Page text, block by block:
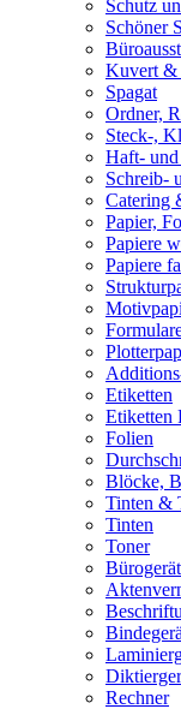
Schutz
Schöner
Kuvert &
Spagat
Ordner,
Steck-,
Haft-
Schreib-
Catering
Papier,
Papiere
Papiere
Etiketten
Etiketten
Folien
Blöcke,
Tinten &
Tinten
Toner
Rechner